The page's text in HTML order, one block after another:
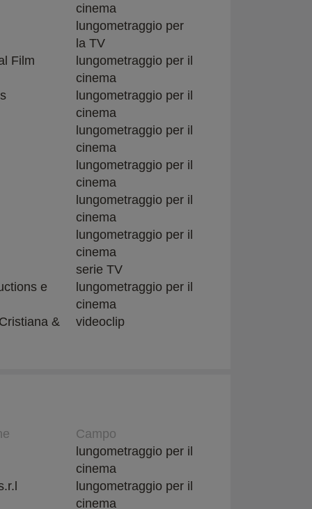
cinema
lungometraggio per
la TV
Film
lungometraggio per il
cinema
lungometraggio per il
cinema
lungometraggio per il
cinema
lungometraggio per il
cinema
lungometraggio per il
cinema
lungometraggio per il
cinema
serie TV
e
lungometraggio per il
cinema
&
videoclip
Campo
lungometraggio per il
cinema
lungometraggio per il
cinema